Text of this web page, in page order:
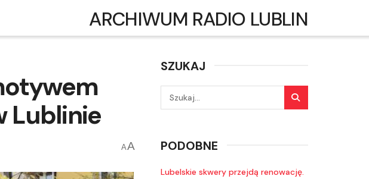
ARCHIWUM RADIO LUBLIN
Lublinie
AA
SZUKAJ
PODOBNE
Lubelskie skwery przejdą renowację.